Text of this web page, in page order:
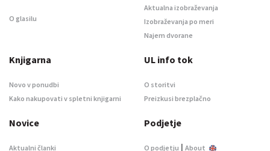
O glasilu
Aktualna izobraževanja
Izobraževanja po meri
Najem dvorane
Knjigarna
Novo v ponudbi
Kako nakupovati v spletni knjigarni
UL info tok
O storitvi
Preizkusi brezplačno
Novice
Aktualni članki
Podjetje
O podjetju | About